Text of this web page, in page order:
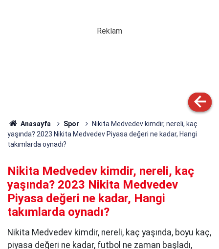
Anasayfa Spor
Nikita Medvedev kimdir, nereli, kaç
yaşında? 2023 Nikita Medvedev Piyasa değeri ne kadar, Hangi
takımlarda oynadı?
Nikita Medvedev kimdir, nereli, kaç
yaşında? 2023 Nikita Medvedev
Piyasa değeri ne kadar, Hangi
takımlarda oynadı?
Nikita Medvedev kimdir, nereli, kaç yaşında, boyu kaç,
piyasa değeri ne kadar, futbol ne zaman başladı,